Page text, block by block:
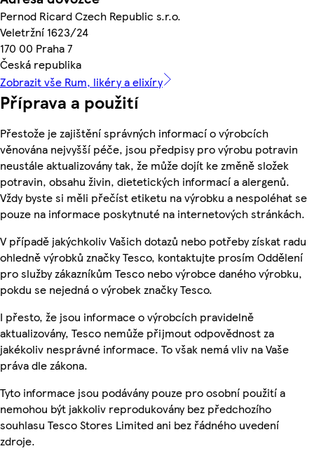
Pernod Ricard Czech Republic s.r.o.
Veletržní 1623/24
170 00 Praha 7
Česká republika
Zobrazit vše Rum, likéry a elixíry
Příprava a použití
Přestože je zajištění správných informací o výrobcích
věnována nejvyšší péče, jsou předpisy pro výrobu potravin
neustále aktualizovány tak, že může dojít ke změně složek
potravin, obsahu živin, dietetických informací a alergenů.
Vždy byste si měli přečíst etiketu na výrobku a nespoléhat se
pouze na informace poskytnuté na internetových stránkách.
V případě jakýchkoliv Vašich dotazů nebo potřeby získat radu
ohledně výrobků značky Tesco, kontaktujte prosím Oddělení
pro služby zákazníkům Tesco nebo výrobce daného výrobku,
pokdu se nejedná o výrobek značky Tesco.
I přesto, že jsou informace o výrobcích pravidelně
aktualizovány, Tesco nemůže přijmout odpovědnost za
jakékoliv nesprávné informace. To však nemá vliv na Vaše
práva dle zákona.
Tyto informace jsou podávány pouze pro osobní použití a
nemohou být jakkoliv reprodukovány bez předchozího
souhlasu Tesco Stores Limited ani bez řádného uvedení
zdroje.